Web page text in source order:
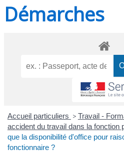
Démarches
Accueil particuliers > Travail -
accident du travail dans la fonction
que la disponibilité d'office pour
fonctionnaire ?